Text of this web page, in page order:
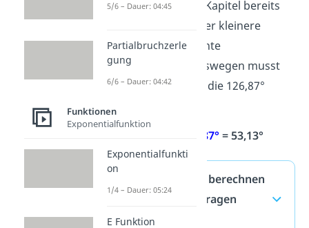
Wie du im ersten Kapitel bereits
gelernt hast, ist der kleinere
Winkel der gesuchte
Schnittwinkel. Deswegen musst
du von 180° noch die 126,87°
abziehen.
126,87° = 53,13°
Schnittwinkel berechnen
— häufigste Fragen
(ausklappen)
5/6 – Dauer: 04:45
Partialbruchzerle
gung
6/6 – Dauer: 04:42
Funktionen
Exponentialfunktion
Exponentialfunkti
on
1/4 – Dauer: 05:24
E Funktion